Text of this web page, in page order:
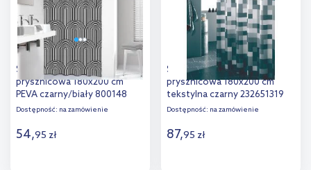
Sealskin Brave zasłona
prysznicowa 180x200 cm
PEVA czarny/biały 800148
Dostępność: na zamówienie
54,95 zł
Sealskin Pixel zasłona
prysznicowa 180x200 cm
tekstylna czarny 232651319
Dostępność: na zamówienie
87,95 zł